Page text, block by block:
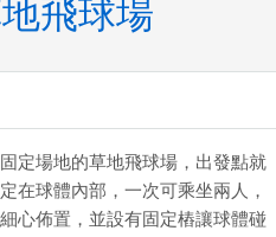
飛球場
定場地的草地飛球場，出發點就
在球體內部，一次可乘坐兩人，
心佈置，並設有固定樁讓球體碰